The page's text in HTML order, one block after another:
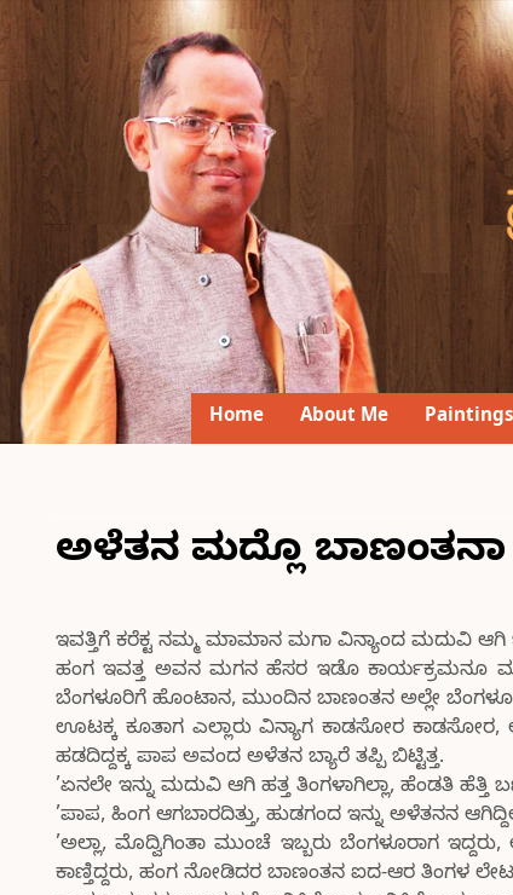
Home About Me Paintings
ಅಳೆತನ ಮದ್ಲೊ ಬಾಣಂತನಾ
ಇವತ್ತಿಗೆ ಕರೆಕ್ಟ ನಮ್ಮ ಮಾಮಾನ ಮಗಾ ವಿನ್ಯಾಂದ ಮದುವಿ
ಹಂಗ ಇವತ್ತ ಅವನ ಮಗನ ಹೆಸರ ಇಡೊ ಕಾರ್ಯಕ್ರಮನೂ
ಬೆಂಗಳೂರಿಗೆ ಹೊಂಟಾನ, ಮುಂದಿನ ಬಾಣಂತನ ಅಲ್ಲೇ
ಊಟಕ್ಕ ಕೂತಾಗ ಎಲ್ಲಾರು ವಿನ್ಯಾಗ ಕಾಡಸೋರ ಕಾಡಸೋರ,
ಹಡದಿದ್ದಕ್ಕ ಪಾಪ ಅವಂದ ಅಳೆತನ ಬ್ಯಾರೆ ತಪ್ಪಿ ಬಿಟ್ಟಿತ್ತ.
’ಏನಲೇ ಇನ್ನು ಮದುವಿ ಆಗಿ ಹತ್ತ ತಿಂಗಳಾಗಿಲ್ಲಾ, ಹೆಂಡತಿ
’ಪಾಪ, ಹಿಂಗ ಆಗಬಾರದಿತ್ತು, ಹುಡಗಂದ ಇನ್ನು ಅಳೆತನನ
’ಅಲ್ಲಾ, ಮೊದ್ವಿಗಿಂತಾ ಮುಂಚೆ ಇಬ್ಬರು ಬೆಂಗಳೂರಾಗ
ಕಾಣ್ತಿದ್ದರು, ಹಂಗ ನೋಡಿದರ ಬಾಣಂತನ ಐದ-ಆರ ತಿಂಗಳ